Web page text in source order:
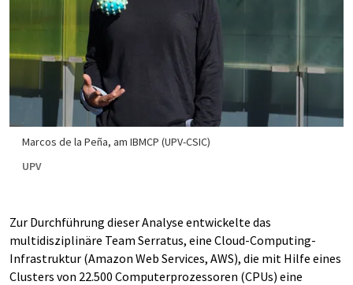
Marcos de la Peña, am IBMCP (UPV-CSIC)
UPV
Zur Durchführung dieser Analyse entwickelte das
multidisziplinäre Team Serratus, eine Cloud-Computing-
Infrastruktur (Amazon Web Services, AWS), die mit Hilfe eines
Clusters von 22.500 Computerprozessoren (CPUs) eine